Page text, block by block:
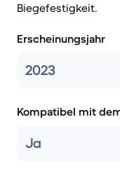
Biegefestigkeit.
Erscheinungsjahr
2023
Kompatibel mit
Ja